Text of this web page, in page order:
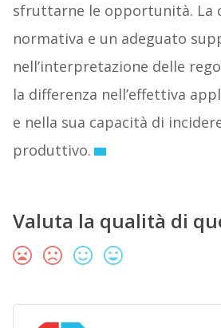
sfruttarne le opportunità. La
normativa e un adeguato
nell’interpretazione delle
la differenza nell’effettiva
e nella sua capacità di
produttivo.
Valuta la qualità di